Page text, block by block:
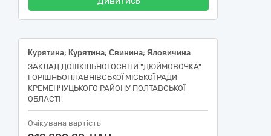
Курятина; Курятина; Свинина; Яловичина
ЗАКЛАД ДОШКІЛЬНОЇ ОСВІТИ "ДЮЙМОВОЧКА"
ГОРІШНЬОПЛАВНІВСЬКОЇ МІСЬКОЇ РАДИ
КРЕМЕНЧУЦЬКОГО РАЙОНУ ПОЛТАВСЬКОЇ
ОБЛАСТІ
Очікувана вартість